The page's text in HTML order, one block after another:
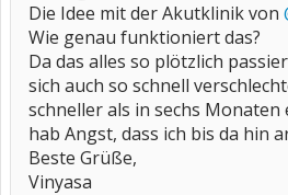
Die Idee mit der Akutklinik von
Wie genau funktioniert das?
Da das alles so plötzlich
sich auch so schnell
schneller als in sechs Monaten
hab Angst, dass ich bis da hin
Beste Grüße,
Vinyasa